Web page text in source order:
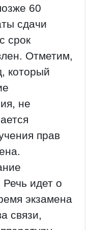
60
сдачи
срок
Отметим,
который
не
прав
идет о
экзамена
связи,